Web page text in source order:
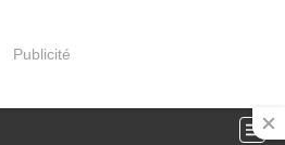
Publicité